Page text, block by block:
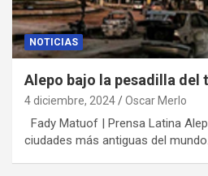
NOTICIAS
Alepo bajo la pesadilla del
4 diciembre, 2024 Oscar Merlo
Fady Matuof | Prensa Latina
ciudades más antiguas del